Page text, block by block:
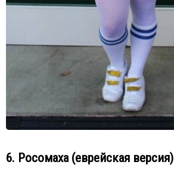
6. Росомаха (еврейская версия)